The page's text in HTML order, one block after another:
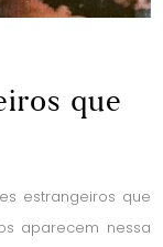
que
estrangeiros que
aparecem nessa